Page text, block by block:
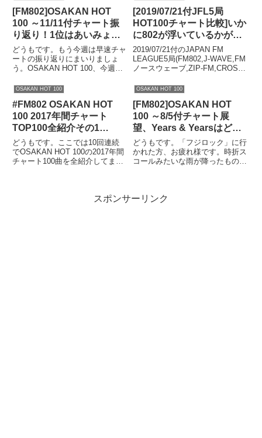
日にはビヨンセが「黒人奴隷解
放...
[FM802]OSAKAN HOT
100 ～11/11付チャート振
り返り！1位はあいみょん
か？back numberか？そ
して洋楽が1位を明け渡し
て53週。THE 1975などの
どうもです。もう今週は早速チャ
ートの振り返りにまいりましょ
う。OSAKAN HOT 100、今週の
まあいみょんLW:016350ptオール
PopLW:05546...
[2019/07/21付JFL5局
HOT100チャート比較]いか
に802が浮いているかがよ
く分かるチャート
2019/07/21付のJAPAN FM
LEAGUE5局(FM802,J-WAVE,FM
ノースウェーブ,ZIP-FM,CROSS
ます。全国のチャートが一目で確
い。。JAPAN...
OSAKAN HOT 100
#FM802 OSAKAN HOT
100 2017年間チャート
TOP100全紹介その1
#802HOT100
どうもです。ここでは10回連続
でOSAKAN HOT 100の2017年間
チャート100曲を全紹介してまい
でぜひ参考になさってください。
OSAKAN HOT 100
[FM802]OSAKAN HOT
100 ～8/5付チャート展
望、Years & Yearsはどこ
まで上がるか？
どうもです。「フジロック」に行
かれた方、お疲れ様です。時折ス
コールみたいな雨が降ったものの
ブ音源がオンエアされていて臨場
スポンサーリンク